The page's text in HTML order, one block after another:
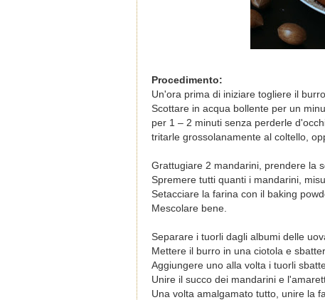
Procedimento:
Un'ora prima di iniziare togliere il
Scottare in acqua bollente per un
per 1 – 2 minuti senza perderle
tritarle grossolanamente al coltello,
Grattugiare 2 mandarini, prendere la
Spremere tutti quanti i mandarini,
Setacciare la farina con il baking
Mescolare bene.
Separare i tuorli dagli albumi delle
Mettere il burro in una ciotola e
Aggiungere uno alla volta i tuorli
Unire il succo dei mandarini e
Una volta amalgamato tutto, unire la